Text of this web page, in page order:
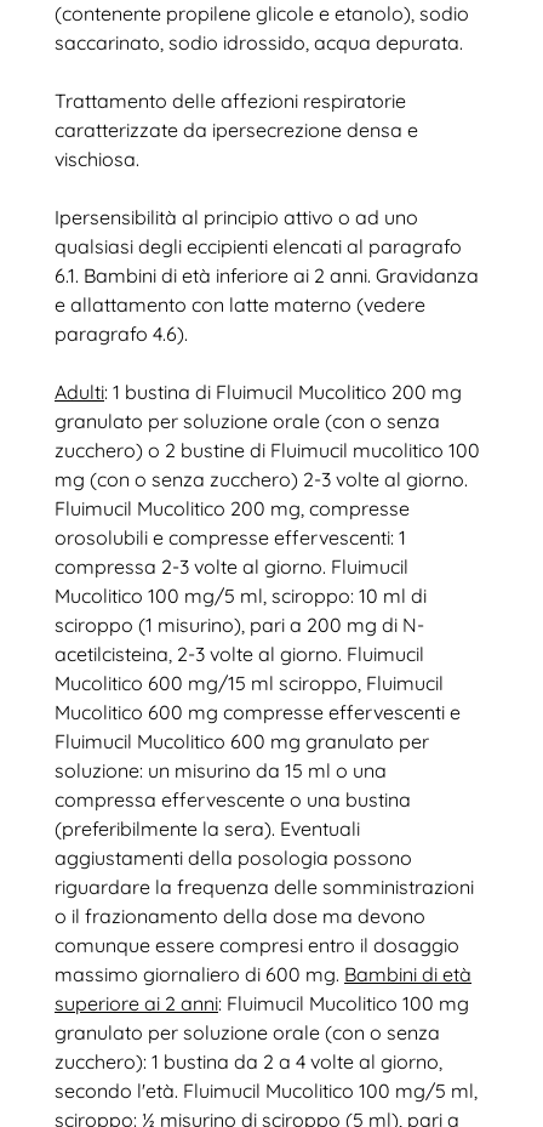
(contenente propilene glicole e etanolo), sodio
saccarinato, sodio idrossido, acqua depurata.
Trattamento delle affezioni respiratorie
caratterizzate da ipersecrezione densa e
vischiosa.
Ipersensibilità al principio attivo o ad uno
qualsiasi degli eccipienti elencati al paragrafo
6.1. Bambini di età inferiore ai 2 anni. Gravidanza
e allattamento con latte materno (vedere
paragrafo 4.6).
Adulti: 1 bustina di Fluimucil Mucolitico 200 mg
granulato per soluzione orale (con o senza
zucchero) o 2 bustine di Fluimucil mucolitico 100
mg (con o senza zucchero) 2-3 volte al giorno.
Fluimucil Mucolitico 200 mg, compresse
orosolubili e compresse effervescenti: 1
compressa 2-3 volte al giorno. Fluimucil
Mucolitico 100 mg/5 ml, sciroppo: 10 ml di
sciroppo (1 misurino), pari a 200 mg di N-
acetilcisteina, 2-3 volte al giorno. Fluimucil
Mucolitico 600 mg/15 ml sciroppo, Fluimucil
Mucolitico 600 mg compresse effervescenti e
Fluimucil Mucolitico 600 mg granulato per
soluzione: un misurino da 15 ml o una
compressa effervescente o una bustina
(preferibilmente la sera). Eventuali
aggiustamenti della posologia possono
riguardare la frequenza delle somministrazioni
o il frazionamento della dose ma devono
comunque essere compresi entro il dosaggio
massimo giornaliero di 600 mg. Bambini di età
superiore ai 2 anni: Fluimucil Mucolitico 100 mg
granulato per soluzione orale (con o senza
zucchero): 1 bustina da 2 a 4 volte al giorno,
secondo l'età. Fluimucil Mucolitico 100 mg/5 ml,
sciroppo: ½ misurino di sciroppo (5 ml), pari a